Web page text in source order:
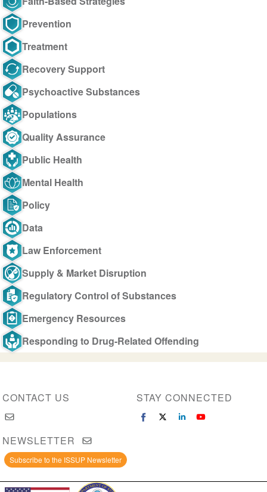
Prevention
Treatment
Recovery Support
Psychoactive Substances
Populations
Quality Assurance
Public Health
Mental Health
Policy
Data
Law Enforcement
Supply & Market Disruption
Regulatory Control of Substances
Emergency Resources
Responding to Drug-Related Offending
CONTACT US STAY CONNECTED
NEWSLETTER
Subscribe to the ISSUP Newsletter